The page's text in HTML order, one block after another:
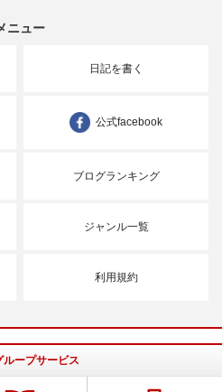
ニュー
日記を書く
公式facebook
ブログランキング
ジャンル一覧
利用規約
ループサービス